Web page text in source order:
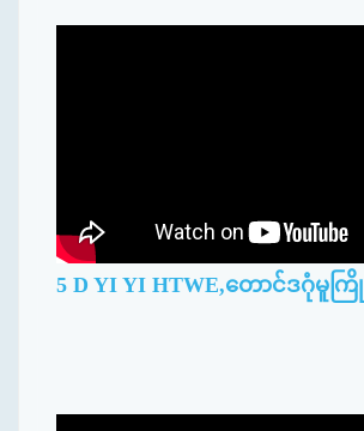
5 D YI YI HTWE,တောင်ဒဂုံမူကြို